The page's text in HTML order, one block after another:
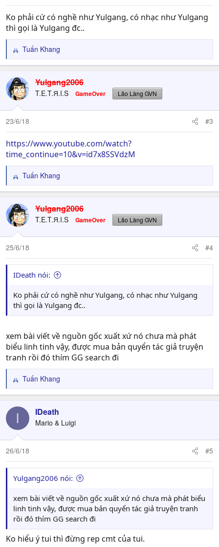
Ko phải cứ có nghề như Yulgang, có nhạc như Yulgang
thì gọi là Yulgang đc..
R
e
c
t
i
o
n
Tuấn Khang
Yulgang2006
T.E.T.Я.I.S GameOver Lão Làng GVN
23/6/18 #3
https://www.youtube.com/watch?
time_continue=10&v=id7x8SSVdzM
R
e
c
t
i
o
n
:
Tuấn Khang
Yulgang2006
T.E.T.Я.I.S GameOver Lão Làng GVN
25/6/18 #4
IDeath nói:
Ko phải cứ có nghề như Yulgang, có nhạc như Yulgang
thì gọi là Yulgang đc..
xem bài viết về nguồn gốc xuất xứ nó chưa mà phát
biểu linh tinh vậy, được mua bản quyển tác giả truyện
tranh rồi đó thím GG search đi
R
e
c
i
o
n
:
Tuấn Khang
I IDeath
Mario & Luigi
26/6/18 #5
Yulgang2006 nói:
xem bài viết về nguồn gốc xuất xứ nó chưa mà phát biểu
linh tinh vậy, được mua bản quyển tác giả truyện tranh
rồi đó thím GG search đi
Ko hiểu ý tui thì đừng rep cmt của tui.